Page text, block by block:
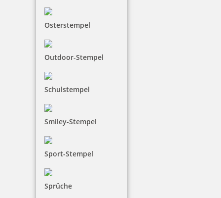
Osterstempel
Outdoor-Stempel
Schulstempel
Smiley-Stempel
Sport-Stempel
Sprüche
Jetzt gestalten